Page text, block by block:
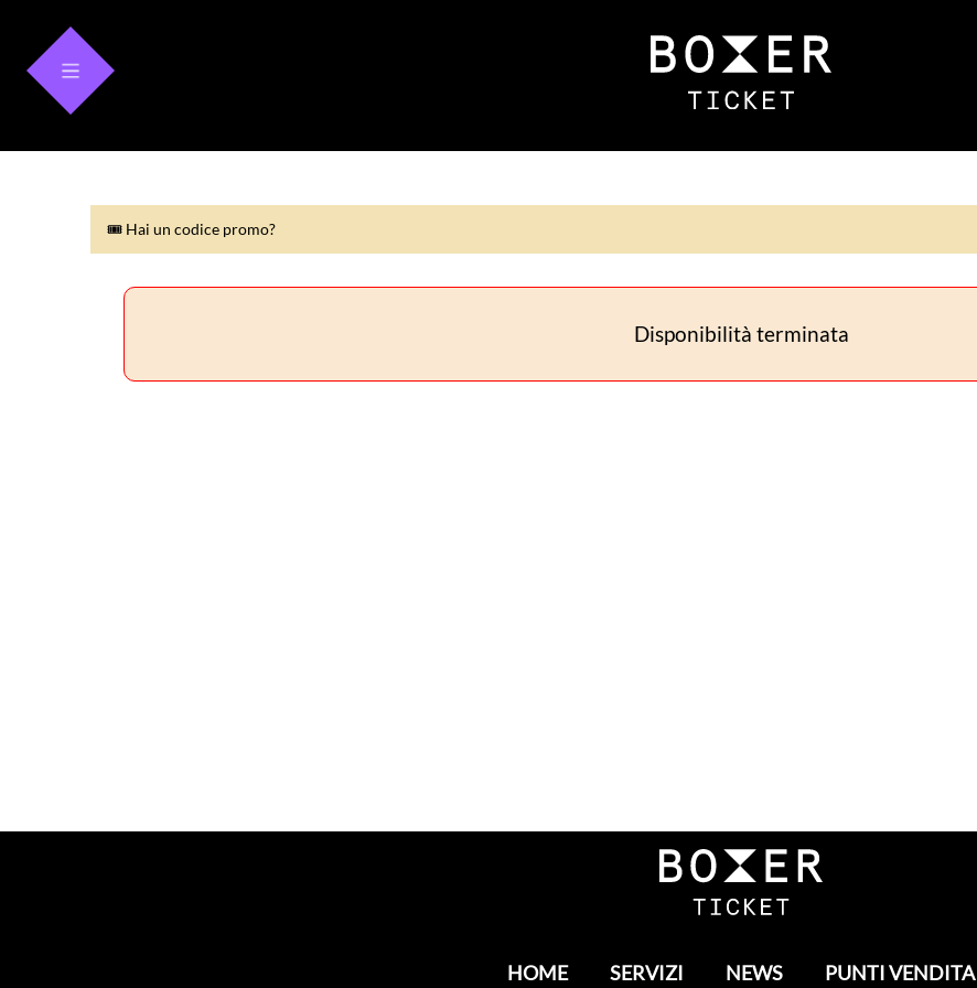
🎟 Hai un codice promo?
🎟 Hai un codice promo?
Disponibilità terminata
HOME SERVIZI NEWS PUNTI VENDITA